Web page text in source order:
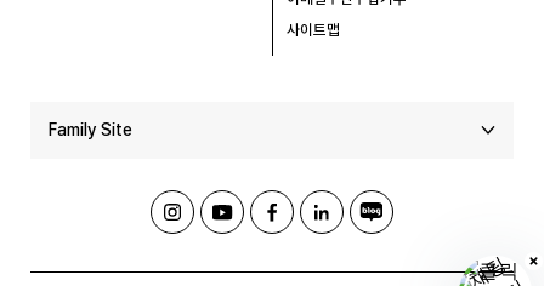
사이트맵
Family Site